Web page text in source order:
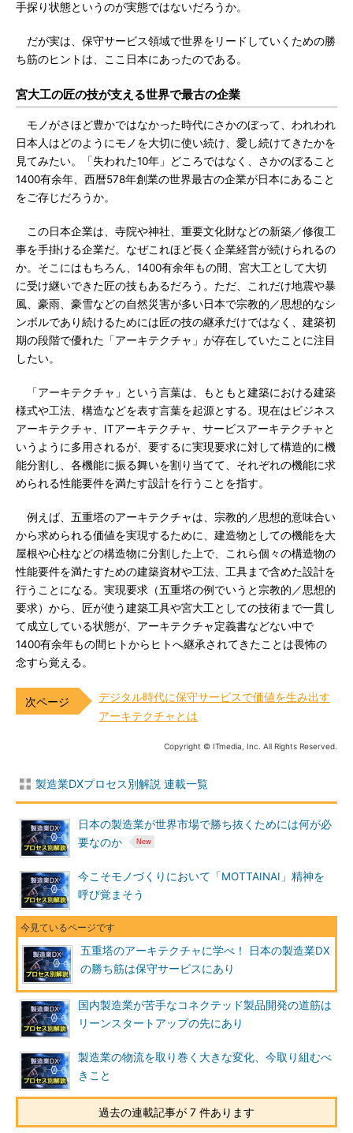
手探り状態というのが実態ではないだろうか。
だが実は、保守サービス領域で世界をリードしていくための勝
ち筋のヒントは、ここ日本にあったのである。
宮大工の匠の技が支える世界で最古の企業
モノがさほど豊かではなかった時代にさかのぼって、われわれ
日本人はどのようにモノを大切に使い続け、愛し続けてきたかを
見てみたい。「失われた10年」どころではなく、さかのぼること
1400有余年、西暦578年創業の世界最古の企業が日本にあること
をご存じだろうか。
この日本企業は、寺院や神社、重要文化財などの新築／修復工
事を手掛ける企業だ。なぜこれほど長く企業経営が続けられるの
か。そこにはもちろん、1400有余年もの間、宮大工として大切
に受け継いできた匠の技もあるだろう。ただ、これだけ地震や暴
風、豪雨、豪雪などの自然災害が多い日本で宗教的／思想的なシ
ンボルであり続けるためには匠の技の継承だけではなく、建築初
期の段階で優れた「アーキテクチャ」が存在していたことに注目
したい。
「アーキテクチャ」という言葉は、もともと建築における建築
様式や工法、構造などを表す言葉を起源とする。現在はビジネス
アーキテクチャ、ITアーキテクチャ、サービスアーキテクチャと
いうように多用されるが、要するに実現要求に対して構造的に機
能分割し、各機能に振る舞いを割り当てて、それぞれの機能に求
められる性能要件を満たす設計を行うことを指す。
例えば、五重塔のアーキテクチャは、宗教的／思想的意味合い
から求められる価値を実現するために、建造物としての機能を大
屋根や心柱などの構造物に分割した上で、これら個々の構造物の
性能要件を満たすための建築資材や工法、工具まで含めた設計を
行うことになる。実現要求（五重塔の例でいうと宗教的／思想的
要求）から、匠が使う建築工具や宮大工としての技術まで一貫し
て成立している状態が、アーキテクチャ定義書などない中で
1400有余年もの間ヒトからヒトへ継承されてきたことは畏怖の
念すら覚える。
デジタル時代に保守サービスで価値を生み出す
アーキテクチャとは
Copyright © ITmedia, Inc. All Rights Reserved.
製造業DXプロセス別解説 連載一覧
日本の製造業が世界市場で勝ち抜くためには何が必
要なのか
今こそモノづくりにおいて「MOTTAINAI」精神を
呼び覚まそう
五重塔のアーキテクチャに学べ！ 日本の製造業DX
の勝ち筋は保守サービスにあり
国内製造業が苦手なコネクテッド製品開発の道筋は
リーンスタートアップの先にあり
製造業の物流を取り巻く大きな変化、今取り組むべ
きこと
過去の連載記事が 7 件あります